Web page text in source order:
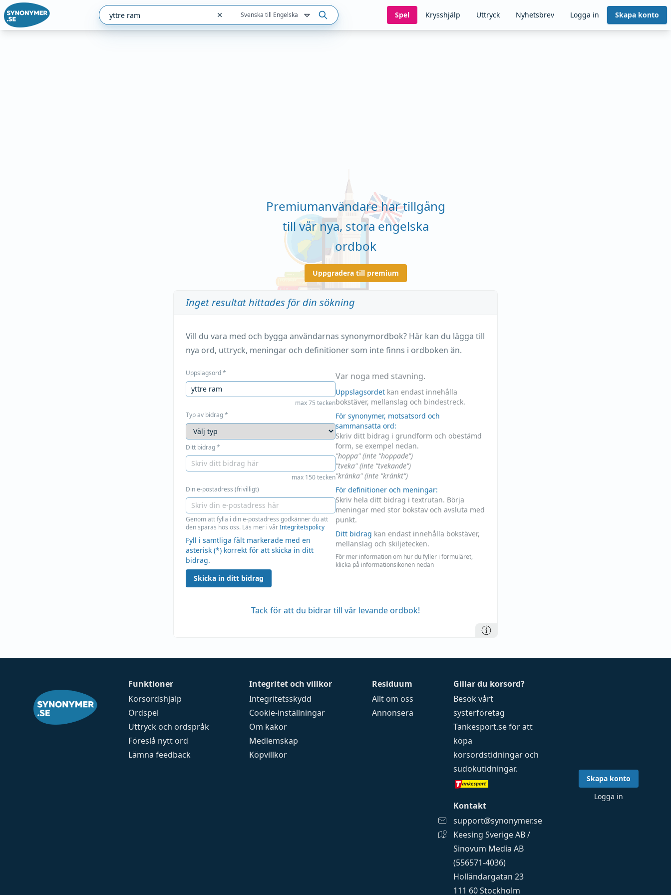
Svenska till Engelska Spel Krysshjälp Uttryck Nyhetsbrev Logga in Skapa konto
Premiumanvändare har tillgång
till vår nya, stora engelska
ordbok
Uppgradera till premium
Inget resultat hittades för din sökning
Vill du vara med och bygga användarnas synonymordbok? Här kan du lägga till
nya ord, uttryck, meningar och definitioner som inte finns i ordboken än.
Uppslagsord*
max 75 tecken
Typ av bidrag*
Ditt bidrag*
max 150 tecken
Din e-postadress (frivilligt)
Genom att fylla i din e-postadress godkänner du att
den sparas hos oss. Läs mer i vårIntegritetspolicy
Fyll i samtliga fält markerade med en
asterisk (*) korrekt för att skicka in ditt
bidrag.
Skicka in ditt bidrag
Var noga med stavning.
Uppslagsordet kan endast innehålla
bokstäver, mellanslag och bindestreck.
För synonymer, motsatsord och
sammansatta ord:
Skriv ditt bidrag i grundform och obestämd
form, se exempel nedan.
"hoppa" (inte "hoppade")
"tveka" (inte "tvekande")
"kränka" (inte "kränkt")
För definitioner och meningar:
Skriv hela ditt bidrag i textrutan. Börja
meningar med stor bokstav och avsluta med
punkt.
Ditt bidrag kan endast innehålla bokstäver,
mellanslag och skiljetecken.
För mer information om hur du fyller i formuläret,
klicka på informationsikonen nedan
Tack för att du bidrar till vår levande ordbok!
Funktioner
Korsordshjälp
Ordspel
Uttryck och ordspråk
Föreslå nytt ord
Lämna feedback
Integritet och villkor
Integritetsskydd
Cookie-inställningar
Om kakor
Medlemskap
Köpvillkor
Residuum
Allt om oss
Annonsera
Gillar du korsord?
Besök vårt
systerföretag
Tankesport.seför att
köpa
korsordstidningar och
sudokutidningar.
Kontakt
support@synonymer.se
Keesing Sverige AB /
Sinovum Media AB
(556571-4036)
Holländargatan 23
111 60 Stockholm
Skapa konto
Logga in